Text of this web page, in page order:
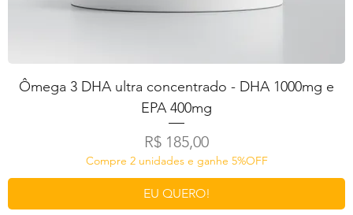
Ômega 3 DHA ultra concentrado - DHA 1000mg e
EPA 400mg
Preço
R$ 185,00
Compre 2 unidades e ganhe 5%OFF
EU QUERO!